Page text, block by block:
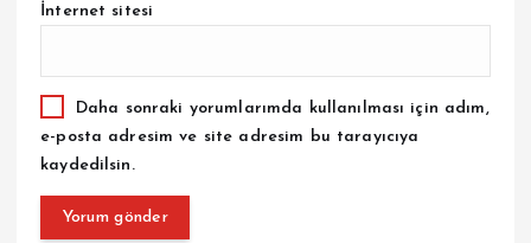
İnternet sitesi
Daha sonraki yorumlarımda kullanılması için adım,
e-posta adresim ve site adresim bu tarayıcıya
kaydedilsin.